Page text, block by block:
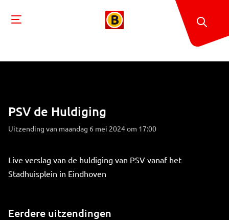
PSV de Huldiging
Uitzending van maandag 6 mei 2024 om 17:00
Live verslag van de huldiging van PSV vanaf het
Stadhuisplein in Eindhoven
Eerdere uitzendingen